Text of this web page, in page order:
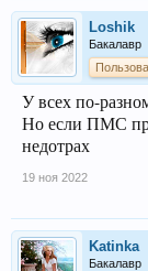
Loshik
Бакалавр
У всех по-
Но если ПМС
недотрах
19 ноя 2022
Katinka
Бакалавр